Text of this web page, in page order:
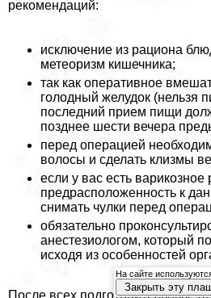
рекомендаций:
исключение из рациона
метеоризм кишечника;
так как оперативное
голодный желудок (нельзя
последний прием пищи
позднее шести вечера
перед операцией
волосы и сделать клизмы
если у вас есть
предрасположенность к
снимать чулки перед
обязательно
анестезиологом, который
исходя из особенностей
На сайте
Закрыть эту